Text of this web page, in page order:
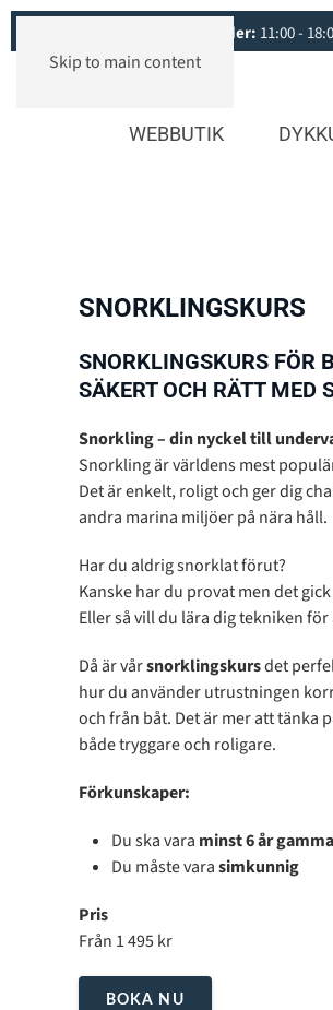
Skip to main content
Öppettider: 11:00 -
WEBBUTIK
SNORKLINGSKURS
SNORKLINGSKURS FÖR
SÄKERT OCH RÄTT MED
Snorkling – din nyckel till
Snorkling är världens mest
Det är enkelt, roligt och ger dig
andra marina miljöer på nära håll.
Har du aldrig snorklat förut?
Kanske har du provat men det
Eller så vill du lära dig tekniken
Då är vårsnorklingskursdet
hur du använder utrustningen
och från båt. Det är mer att tänka
både tryggare och roligare.
Förkunskaper:
Du ska vara minst 6 år
Du måste varasimkunnig
Pris
Från 1 495 kr
BOKA NU